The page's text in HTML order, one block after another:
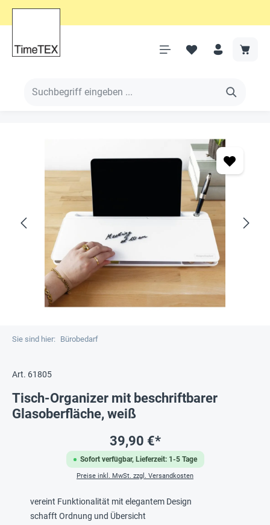
Sie sind hier: Bürobedarf
Art. 61805
Tisch-Organizer mit beschriftbarer
Glasoberfläche, weiß
Sofort verfügbar, Lieferzeit: 1-5 Tage
39,90 €*
Preise inkl. MwSt. zzgl. Versandkosten
vereint Funktionalität mit elegantem Design
schafft Ordnung und Übersicht